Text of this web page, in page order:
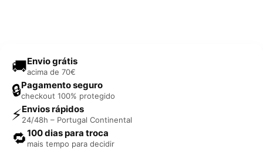
🚚Envio grátis
acima de 70€
🔒Pagamento seguro
checkout 100% protegido
⚡Envios rápidos
24/48h – Portugal Continental
🔁100 dias para troca
mais tempo para decidir